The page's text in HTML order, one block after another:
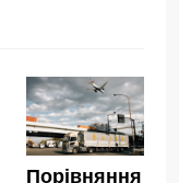
Порівняння